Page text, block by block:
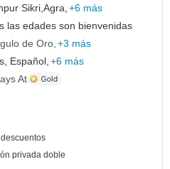
Sikri,Agra, +6 más
las edades son bienvenidas
de Oro +3 más
Español, +6 más
At
privada doble